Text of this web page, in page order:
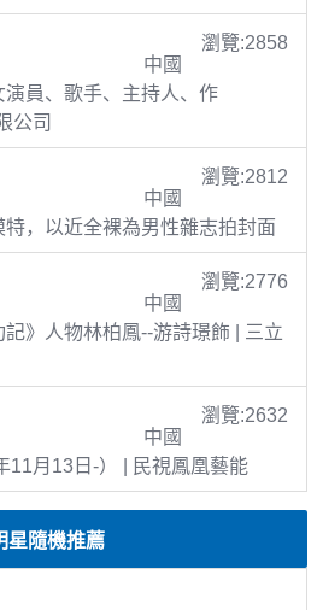
瀏覽:2858
中國
員、歌手、主持人、作
公司
瀏覽:2812
中國
，以近全裸為男性雜志拍封面
瀏覽:2776
中國
》人物林柏鳳--游詩璟飾 | 三立
瀏覽:2632
中國
11月13日-） | 民視鳳凰藝能
星隨機推薦